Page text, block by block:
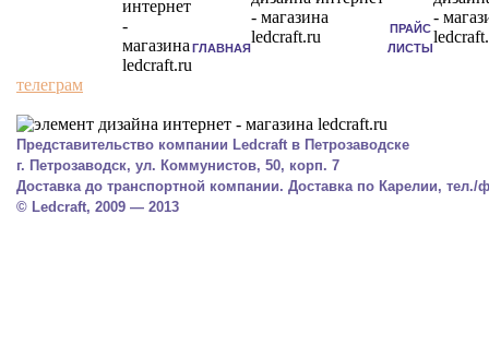
ГЛАВНАЯ
ПРАЙС
ЛИСТЫ
телеграм
Представительство компании Ledcraft в Петрозаводске
г. Петрозаводск, ул. Коммунистов, 50, корп. 7
Доставка до транспортной компании. Доставка по Карелии, тел./
© Ledcraft, 2009 — 2013